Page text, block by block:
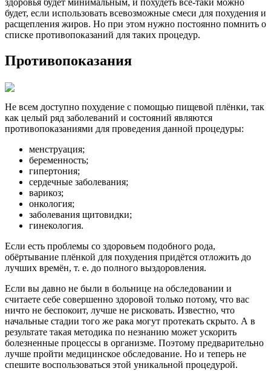
здоровья будет минимальным, и похудеть всё-таки можно
будет, если использовать всевозможные смеси для похудения и
расщепления жиров. Но при этом нужно постоянно помнить о
списке противопоказаний для таких процедур.
Противопоказания
Не всем доступно похудение с помощью пищевой плёнки, так
как целый ряд заболеваний и состояний являются
противопоказаниями для проведения данной процедуры:
менструация;
беременность;
гипертония;
сердечные заболевания;
варикоз;
онкология;
заболевания щитовидки;
гинекология.
Если есть проблемы со здоровьем подобного рода,
обёртывание плёнкой для похудения придётся отложить до
лучших времён, т. е. до полного выздоровления.
Если вы давно не были в больнице на обследовании и
считаете себе совершенно здоровой только потому, что вас
ничто не беспокоит, лучше не рисковать. Известно, что
начальные стадии того же рака могут протекать скрыто. А в
результате такая методика по незнанию может ускорить
болезненные процессы в организме. Поэтому предварительно
лучше пройти медицинское обследование. Но и теперь не
спешите воспользоваться этой уникальной процедурой.